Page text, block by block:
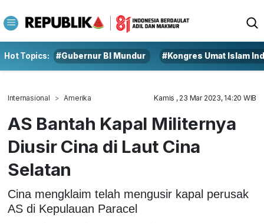
Hot Topics: #Gubernur BI Mundur #Kongres Umat Islam
Internasional Amerika Kamis , 23 Mar 2023, 14:20 WIB
AS Bantah Kapal Militernya
Diusir Cina di Laut Cina
Selatan
Cina mengklaim telah mengusir kapal perusak
AS di Kepulauan Paracel